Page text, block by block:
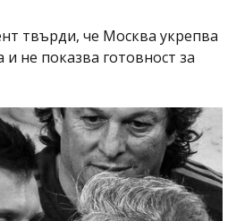
твърди, че Москва укрепва
не показва готовност за